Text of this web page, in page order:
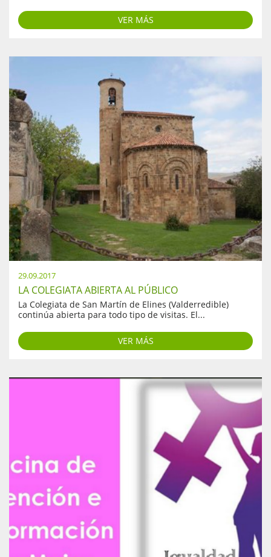
VER MÁS
29.09.2017
LA COLEGIATA ABIERTA AL PÚBLICO
La Colegiata de San Martín de Elines (Valderredible)
continúa abierta para todo tipo de visitas. El...
VER MÁS